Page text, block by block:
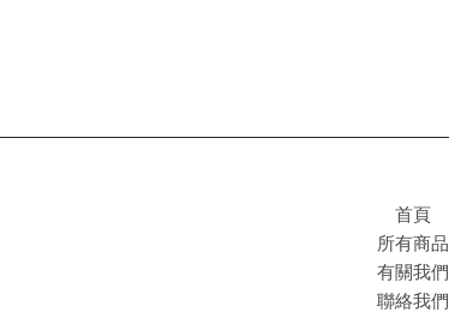
首頁
所有商品
有關我們
聯絡我們